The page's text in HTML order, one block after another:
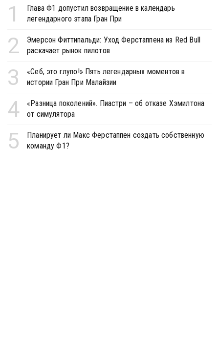
1
Глава Ф1 допустил возвращение в календарь
легендарного этапа Гран При
2
Эмерсон Фиттипальди: Уход Ферстаппена из Red Bull
раскачает рынок пилотов
3
«Себ, это глупо!» Пять легендарных моментов в
истории Гран При Малайзии
4
«Разница поколений». Пиастри – об отказе Хэмилтона
от симулятора
5
Планирует ли Макс Ферстаппен создать собственную
команду Ф1?